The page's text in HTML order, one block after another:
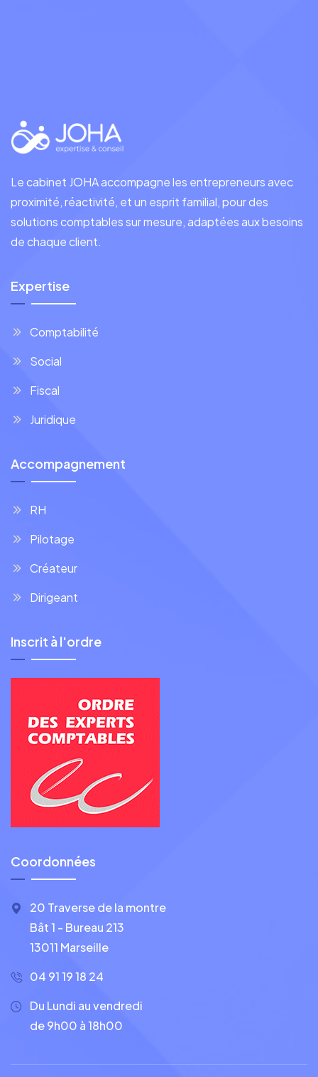
Le cabinet JOHA accompagne les entrepreneurs avec
proximité, réactivité, et un esprit familial, pour des
solutions comptables sur mesure, adaptées aux besoins
de chaque client.
Expertise
Comptabilité
Social
Fiscal
Juridique
Accompagnement
RH
Pilotage
Créateur
Dirigeant
Inscrit à l'ordre
Coordonnées
20 Traverse de la montre
Bât 1 - Bureau 213
13011 Marseille
04 91 19 18 24
Du Lundi au vendredi
de 9h00 à 18h00